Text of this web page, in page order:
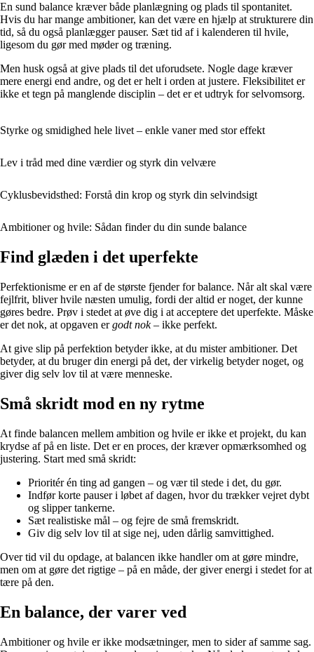
En sund balance kræver både planlægning og plads til spontanitet.
Hvis du har mange ambitioner, kan det være en hjælp at strukturere din
tid, så du også planlægger pauser. Sæt tid af i kalenderen til hvile,
ligesom du gør med møder og træning.
Men husk også at give plads til det uforudsete. Nogle dage kræver
mere energi end andre, og det er helt i orden at justere. Fleksibilitet er
ikke et tegn på manglende disciplin – det er et udtryk for selvomsorg.
Styrke og smidighed hele livet – enkle vaner med stor effekt
Lev i tråd med dine værdier og styrk din velvære
Cyklusbevidsthed: Forstå din krop og styrk din selvindsigt
Ambitioner og hvile: Sådan finder du din sunde balance
Find glæden i det uperfekte
Perfektionisme er en af de største fjender for balance. Når alt skal være
fejlfrit, bliver hvile næsten umulig, fordi der altid er noget, der kunne
gøres bedre. Prøv i stedet at øve dig i at acceptere det uperfekte. Måske
er det nok, at opgaven ergodt nok– ikke perfekt.
At give slip på perfektion betyder ikke, at du mister ambitioner. Det
betyder, at du bruger din energi på det, der virkelig betyder noget, og
giver dig selv lov til at være menneske.
Små skridt mod en ny rytme
At finde balancen mellem ambition og hvile er ikke et projekt, du kan
krydse af på en liste. Det er en proces, der kræver opmærksomhed og
justering. Start med små skridt:
Prioritér én ting ad gangen – og vær til stede i det, du gør.
Indfør korte pauser i løbet af dagen, hvor du trækker vejret dybt
og slipper tankerne.
Sæt realistiske mål – og fejre de små fremskridt.
Giv dig selv lov til at sige nej, uden dårlig samvittighed.
Over tid vil du opdage, at balancen ikke handler om at gøre mindre,
men om at gøre det rigtige – på en måde, der giver energi i stedet for at
tære på den.
En balance, der varer ved
Ambitioner og hvile er ikke modsætninger, men to sider af samme sag.